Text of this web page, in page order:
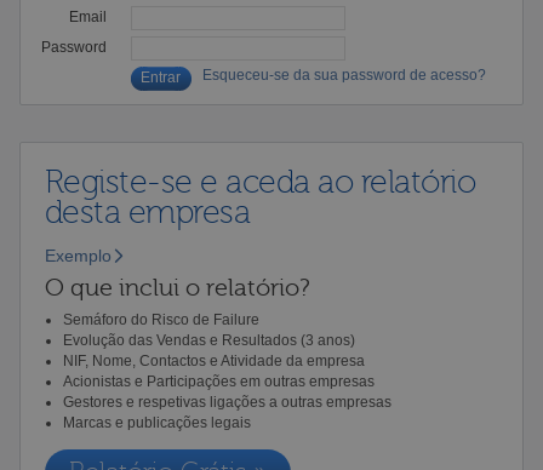
Email
Password
Esqueceu-se da sua password de acesso?
Registe-se e aceda ao relatório
desta empresa
Exemplo
O que inclui o relatório?
Semáforo do Risco de Failure
Evolução das Vendas e Resultados (3 anos)
NIF, Nome, Contactos e Atividade da empresa
Acionistas e Participações em outras empresas
Gestores e respetivas ligações a outras empresas
Marcas e publicações legais